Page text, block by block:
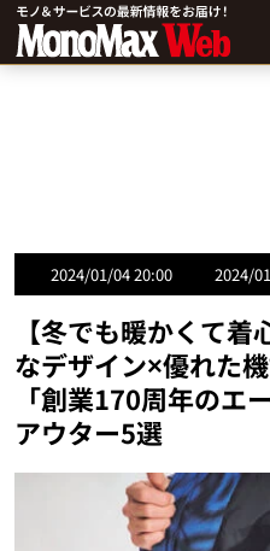
2024/01/04 20:00 2024/
【冬でも暖かくて
なデザイン×優れた
「創業170周年のエ
アウター5選